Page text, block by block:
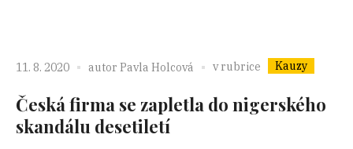
11. 8. 2020 autor Pavla Holcová v rubrice Kauzy
Česká firma se zapletla do nigerského
skandálu desetiletí